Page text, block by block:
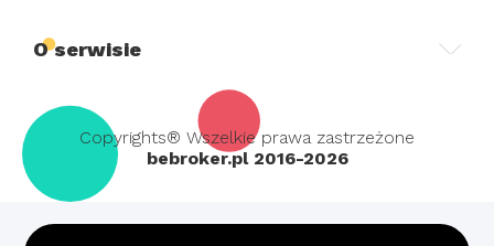
O serwisie
Copyrights® Wszelkie prawa zastrzeżone
bebroker.pl 2016-2026